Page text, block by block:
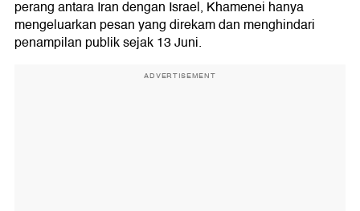
perang antara Iran dengan Israel, Khamenei hanya
mengeluarkan pesan yang direkam dan menghindari
penampilan publik sejak 13 Juni.
ADVERTISEMENT